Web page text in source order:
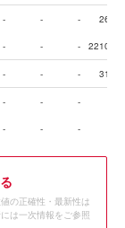
- - - 26.7
- - - 2210.9
- - - 31.0
- - -
- - -
の正確性・最新性は
は一次情報をご参照